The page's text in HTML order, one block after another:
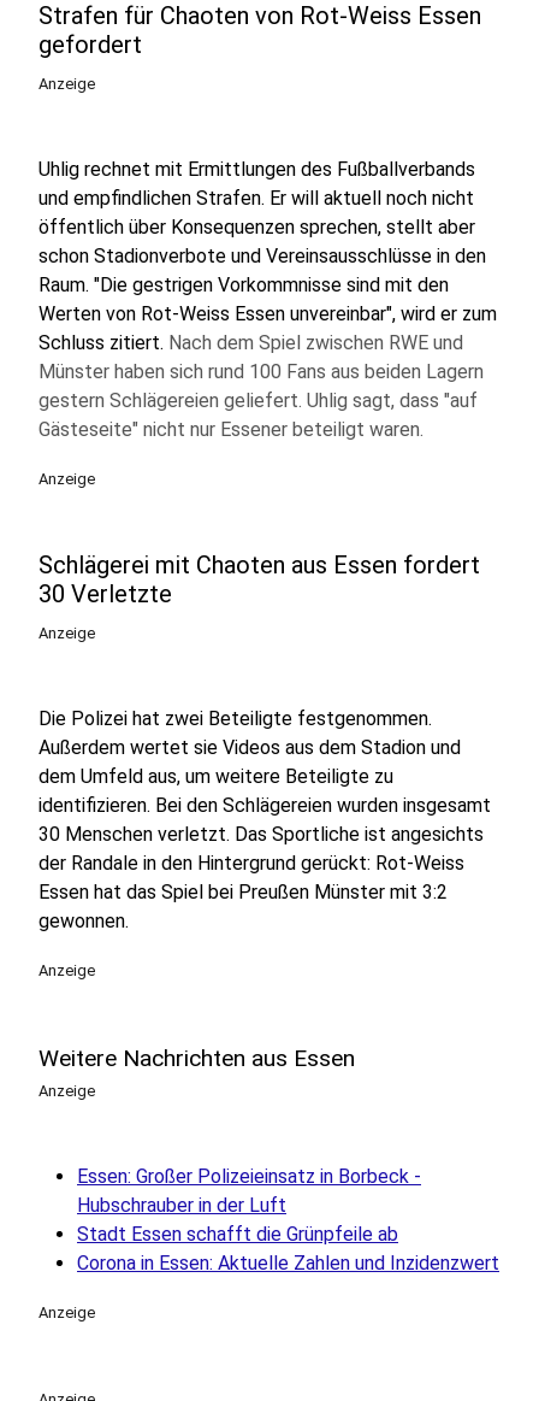
Strafen für Chaoten von Rot-Weiss Essen
gefordert
Anzeige
Uhlig rechnet mit Ermittlungen des Fußballverbands
und empfindlichen Strafen. Er will aktuell noch nicht
öffentlich über Konsequenzen sprechen, stellt aber
schon Stadionverbote und Vereinsausschlüsse in den
Raum. "Die gestrigen Vorkommnisse sind mit den
Werten von Rot-Weiss Essen unvereinbar", wird er zum
Schluss zitiert. Nach dem Spiel zwischen RWE und
Münster haben sich rund 100 Fans aus beiden Lagern
gestern Schlägereien geliefert. Uhlig sagt, dass "auf
Gästeseite" nicht nur Essener beteiligt waren.
Anzeige
Schlägerei mit Chaoten aus Essen fordert
30 Verletzte
Anzeige
Die Polizei hat zwei Beteiligte festgenommen.
Außerdem wertet sie Videos aus dem Stadion und
dem Umfeld aus, um weitere Beteiligte zu
identifizieren. Bei den Schlägereien wurden insgesamt
30 Menschen verletzt. Das Sportliche ist angesichts
der Randale in den Hintergrund gerückt: Rot-Weiss
Essen hat das Spiel bei Preußen Münster mit 3:2
gewonnen.
Anzeige
Weitere Nachrichten aus Essen
Anzeige
Essen: Großer Polizeieinsatz in Borbeck -
Hubschrauber in der Luft
Stadt Essen schafft die Grünpfeile ab
Corona in Essen: Aktuelle Zahlen und Inzidenzwert
Anzeige